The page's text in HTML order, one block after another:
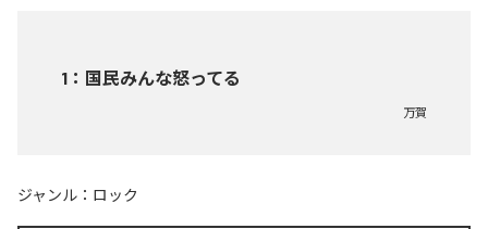
1 ： 国民みんな怒ってる
万賀
ジャンル： ロック